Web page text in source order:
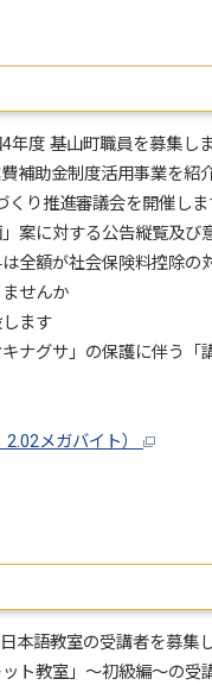
年度 基山町職員を募集し
補助金制度活用事業を紹
くり推進審議会を開催しま
案に対する公告縦覧及び
全額が社会保険料控除の
せんか
ます
ナグサ」の保護に伴う
メガバイト）
本語教室の受講者を募集
ト教室」～初級編～の受